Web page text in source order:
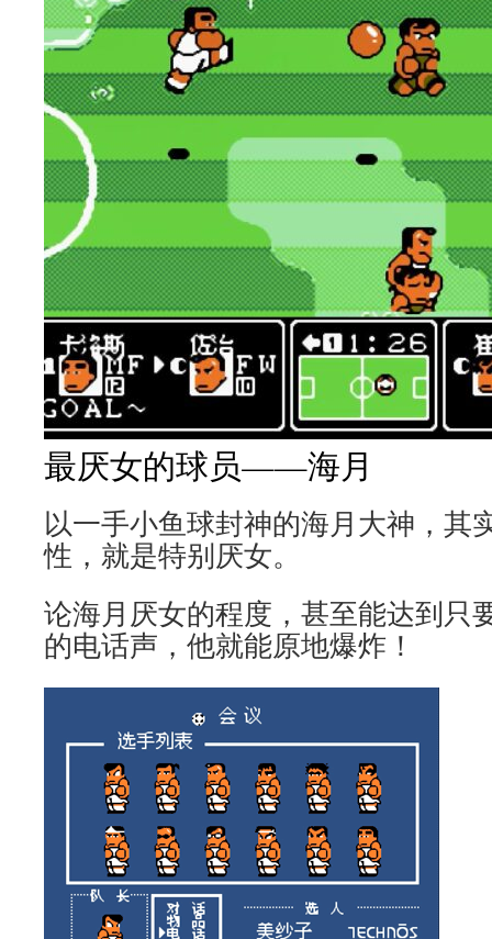
最厌女的球员——海月
以一手小鱼球封神的海月大神，其
性，就是特别厌女。
论海月厌女的程度，甚至能达到只
的电话声，他就能原地爆炸！